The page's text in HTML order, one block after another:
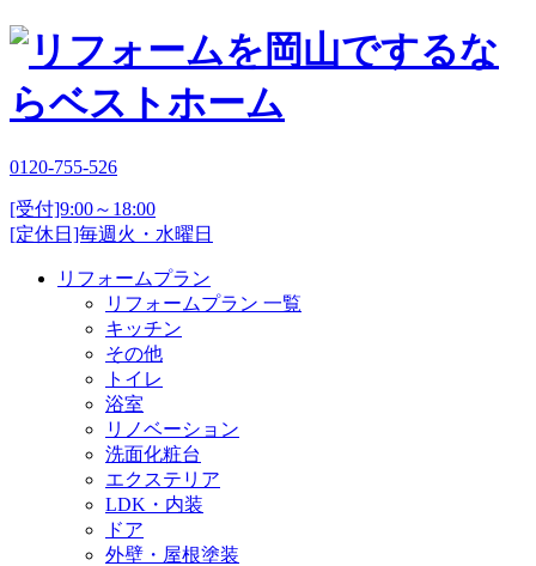
0120-755-526
[受付]9:00～18:00
[定休日]毎週火・水曜日
リフォームプラン
リフォームプラン 一覧
キッチン
その他
トイレ
浴室
リノベーション
洗面化粧台
エクステリア
LDK・内装
ドア
外壁・屋根塗装